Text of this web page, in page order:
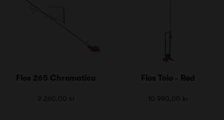
Flos 265 Chromatica
9 260,00 kr
Flos Toio - Rød
10 990,00 kr